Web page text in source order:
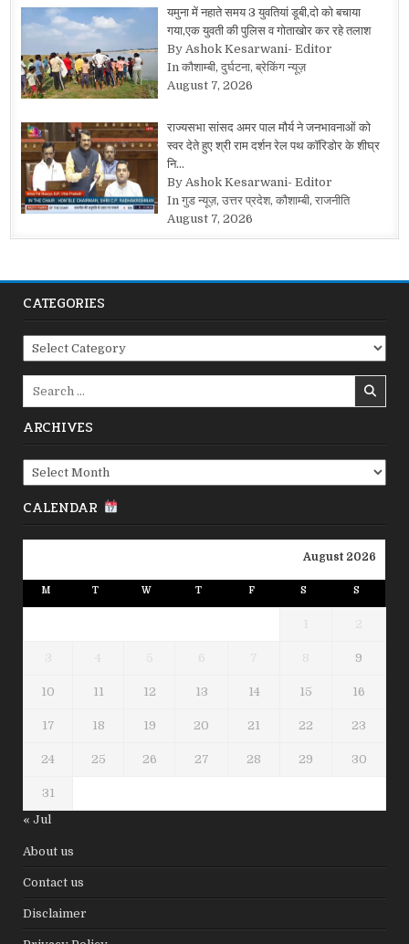
यमुना में नहाते समय 3 युवतियां डूबी,दो को बचाया
गया,एक युवती की पुलिस व गोताखोर कर रहे तलाश
By Ashok Kesarwani- Editor
In कौशाम्बी, दुर्घटना, ब्रेकिंग न्यूज़
August 7, 2026
राज्यसभा सांसद अमर पाल मौर्य ने जनभावनाओं को
स्वर देते हुए श्री राम दर्शन रेल पथ कॉरिडोर के शीघ्र
नि…
By Ashok Kesarwani- Editor
In गुड न्यूज़, उत्तर प्रदेश, कौशाम्बी, राजनीति
August 7, 2026
CATEGORIES
Categories
ARCHIVES
Archives
CALENDAR
August 2026
M T W T F S S
1 2
3 4 5 6 7 8 9
10 11 12 13 14 15 16
17 18 19 20 21 22 23
24 25 26 27 28 29 30
31
« Jul
About us
Contact us
Disclaimer